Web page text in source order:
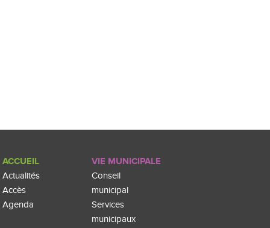
ACCUEIL
Actualités
Accès
Agenda
VIE MUNICIPALE
Conseil
municipal
Services
municipaux